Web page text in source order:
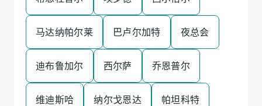
马达纳帕尔莱 巴卢尔加特 夜总会
迪布鲁加尔 西尔萨 乔恩普尔
维迪斯哈 纳尔戈恩达 帕坦科特